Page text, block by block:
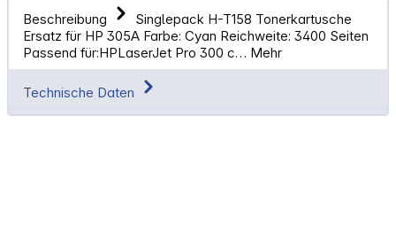
Beschreibung
Singlepack H-T158 Tonerkartusche
Ersatz für HP 305A Farbe: Cyan Reichweite: 3400 Seiten
Passend für:HPLaserJet Pro 300 c… Mehr
Technische Daten